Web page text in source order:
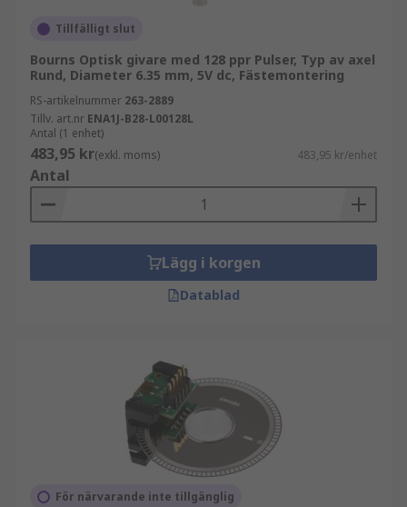
Tillfälligt slut
Bourns Optisk givare med 128 ppr Pulser, Typ av axel
Rund, Diameter 6.35 mm, 5V dc, Fästemontering
RS-artikelnummer 263-2889
Tillv. art.nr ENA1J-B28-L00128L
Antal (1 enhet)
483,95 kr(exkl. moms) 483,95 kr/enhet
Antal
Lägg i korgen
Datablad
För närvarande inte tillgänglig